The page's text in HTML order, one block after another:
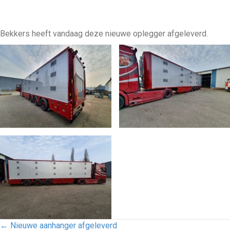
Bekkers heeft vandaag deze nieuwe oplegger afgeleverd.
POSTS
← Nieuwe aanhanger afgeleverd